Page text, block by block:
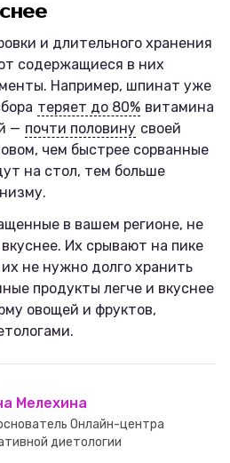
и длительного хранения
содержащиеся в них
Например, шпинат уже
теряет до 80% витамина
— почти половину своей
чем быстрее сорванные
на стол, тем больше
в вашем регионе, не
Их срывают на пике
не нужно долго хранить
продукты легче и вкуснее
овощей и фруктов,
Мелехина
Онлайн-центра
диетологии